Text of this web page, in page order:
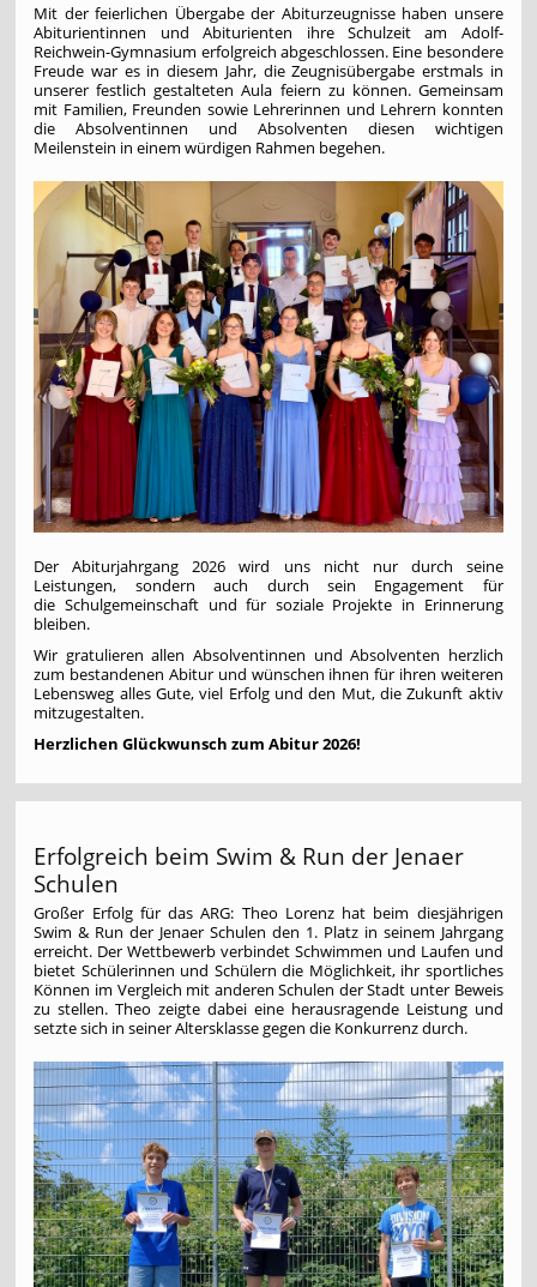
Mit der feierlichen Übergabe der Abiturzeugnisse haben unsere
Abiturientinnen und Abiturienten ihre Schulzeit am Adolf-
Reichwein-Gymnasium erfolgreich abgeschlossen. Eine besondere
Freude war es in diesem Jahr, die Zeugnisübergabe erstmals in
unserer festlich gestalteten Aula feiern zu können. Gemeinsam
mit Familien, Freunden sowie Lehrerinnen und Lehrern konnten
die Absolventinnen und Absolventen diesen wichtigen
Meilenstein in einem würdigen Rahmen begehen.
Der Abiturjahrgang 2026 wird uns nicht nur durch seine
Leistungen, sondern auch durch sein Engagement für
die Schulgemeinschaft und für soziale Projekte in Erinnerung
bleiben.
Wir gratulieren allen Absolventinnen und Absolventen herzlich
zum bestandenen Abitur und wünschen ihnen für ihren weiteren
Lebensweg alles Gute, viel Erfolg und den Mut, die Zukunft aktiv
mitzugestalten.
Herzlichen Glückwunsch zum Abitur 2026!
Erfolgreich beim Swim & Run der Jenaer
Schulen
Großer Erfolg für das ARG: Theo Lorenz hat beim diesjährigen
Swim & Run der Jenaer Schulen den 1. Platz in seinem Jahrgang
erreicht. Der Wettbewerb verbindet Schwimmen und Laufen und
bietet Schülerinnen und Schülern die Möglichkeit, ihr sportliches
Können im Vergleich mit anderen Schulen der Stadt unter Beweis
zu stellen. Theo zeigte dabei eine herausragende Leistung und
setzte sich in seiner Altersklasse gegen die Konkurrenz durch.